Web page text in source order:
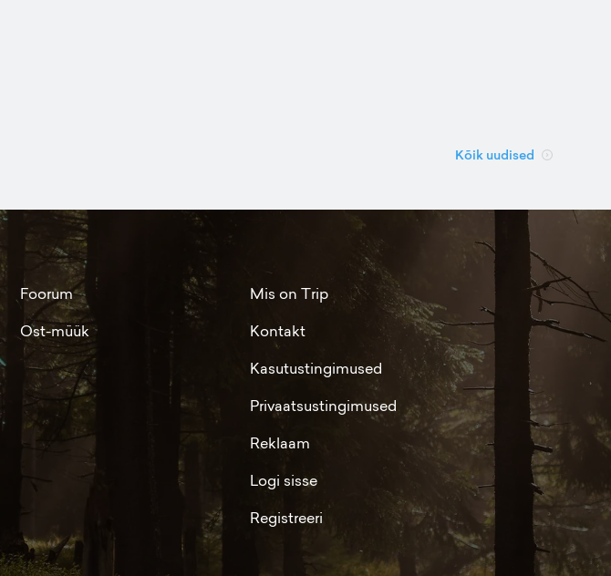
Kõik uudised
Foorum
Ost-müük
Mis on Trip
Kontakt
Kasutustingimused
Privaatsustingimused
Reklaam
Logi sisse
Registreeri